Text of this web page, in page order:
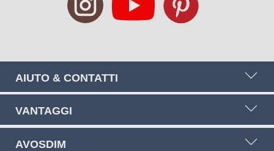
AIUTO & CONTATTI
VANTAGGI
AVOSDIM